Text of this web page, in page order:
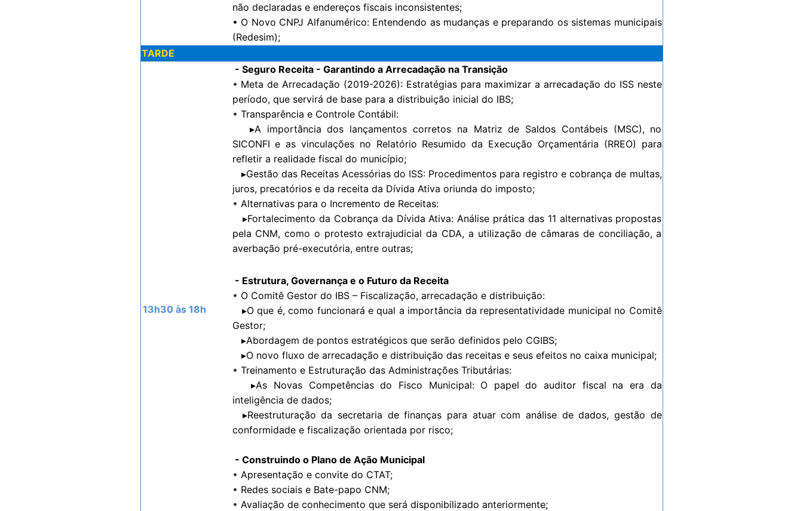
não declaradas e endereços fiscais inconsistentes;
• O Novo CNPJ Alfanumérico: Entendendo as mudanças e preparando os sistemas municipais
(Redesim);
TARDE
13h30 às 18h
- Seguro Receita - Garantindo a Arrecadação na Transição
• Meta de Arrecadação (2019-2026): Estratégias para maximizar a arrecadação do ISS neste
período, que servirá de base para a distribuição inicial do IBS;
• Transparência e Controle Contábil:
▸A importância dos lançamentos corretos na Matriz de Saldos Contábeis (MSC), no
SICONFI e as vinculações no Relatório Resumido da Execução Orçamentária (RREO) para
refletir a realidade fiscal do município;
▸Gestão das Receitas Acessórias do ISS: Procedimentos para registro e cobrança de multas,
juros, precatórios e da receita da Dívida Ativa oriunda do imposto;
• Alternativas para o Incremento de Receitas:
▸Fortalecimento da Cobrança da Dívida Ativa: Análise prática das 11 alternativas propostas
pela CNM, como o protesto extrajudicial da CDA, a utilização de câmaras de conciliação, a
averbação pré-executória, entre outras;
- Estrutura, Governança e o Futuro da Receita
• O Comitê Gestor do IBS – Fiscalização, arrecadação e distribuição:
▸O que é, como funcionará e qual a importância da representatividade municipal no Comitê
Gestor;
▸Abordagem de pontos estratégicos que serão definidos pelo CGIBS;
▸O novo fluxo de arrecadação e distribuição das receitas e seus efeitos no caixa municipal;
• Treinamento e Estruturação das Administrações Tributárias:
▸As Novas Competências do Fisco Municipal: O papel do auditor fiscal na era da
inteligência de dados;
▸Reestruturação da secretaria de finanças para atuar com análise de dados, gestão de
conformidade e fiscalização orientada por risco;
- Construindo o Plano de Ação Municipal
• Apresentação e convite do CTAT;
• Redes sociais e Bate-papo CNM;
• Avaliação de conhecimento que será disponibilizado anteriormente;